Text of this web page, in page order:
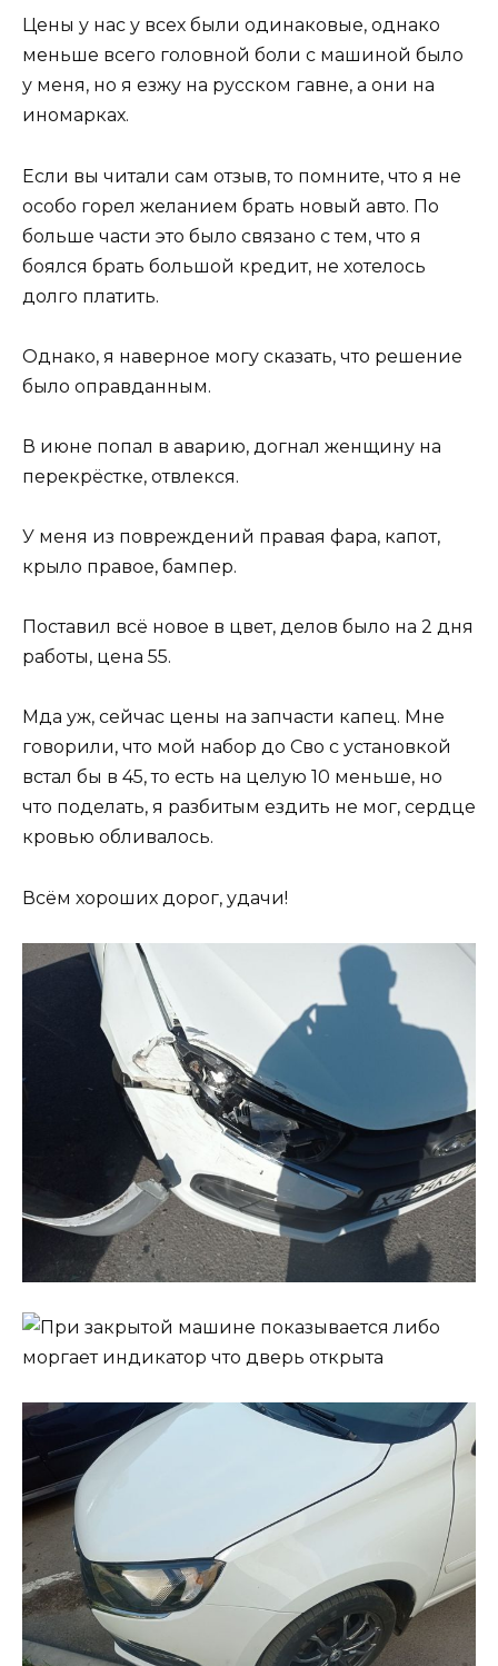
Цены у нас у всех были одинаковые, однако
меньше всего головной боли с машиной было
у меня, но я езжу на русском гавне, а они на
иномарках.
Если вы читали сам отзыв, то помните, что я не
особо горел желанием брать новый авто. По
больше части это было связано с тем, что я
боялся брать большой кредит, не хотелось
долго платить.
Однако, я наверное могу сказать, что решение
было оправданным.
В июне попал в аварию, догнал женщину на
перекрёстке, отвлекся.
У меня из повреждений правая фара, капот,
крыло правое, бампер.
Поставил всё новое в цвет, делов было на 2 дня
работы, цена 55.
Мда уж, сейчас цены на запчасти капец. Мне
говорили, что мой набор до Сво с установкой
встал бы в 45, то есть на целую 10 меньше, но
что поделать, я разбитым ездить не мог, сердце
кровью обливалось.
Всём хороших дорог, удачи!